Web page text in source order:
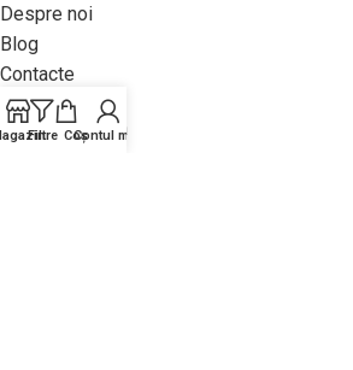
Despre noi
Blog
Contacte
Metod de plata
Filtre Coș
Contul meu